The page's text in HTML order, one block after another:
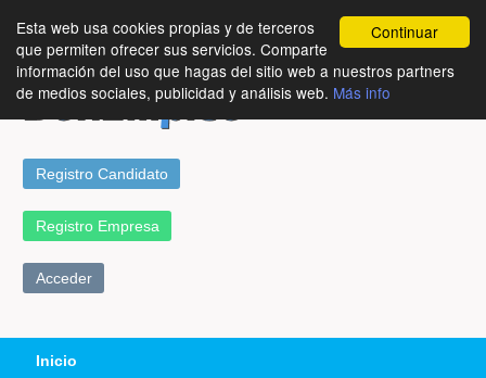
Continuar
Esta web usa cookies propias y de terceros
que permiten ofrecer sus servicios. Comparte
información del uso que hagas del sitio web a nuestros partners
de medios sociales, publicidad y análisis web. Más info
Registro Candidato
Registro Empresa
Acceder
Inicio